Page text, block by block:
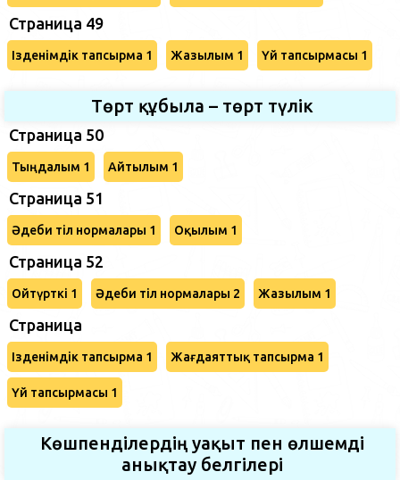
Страница 49
Ізденімдік тапсырма 1 Жазылым 1 Үй тапсырмасы 1
Төрт құбыла – төрт түлік
Страница 50
Тыңдалым 1 Айтылым 1
Страница 51
Әдеби тіл нормалары 1 Оқылым 1
Страница 52
Ойтүрткі 1 Әдеби тіл нормалары 2 Жазылым 1
Страница
Ізденімдік тапсырма 1 Жағдаяттық тапсырма 1
Үй тапсырмасы 1
Көшпенділердің уақыт пен өлшемді
анықтау белгілері